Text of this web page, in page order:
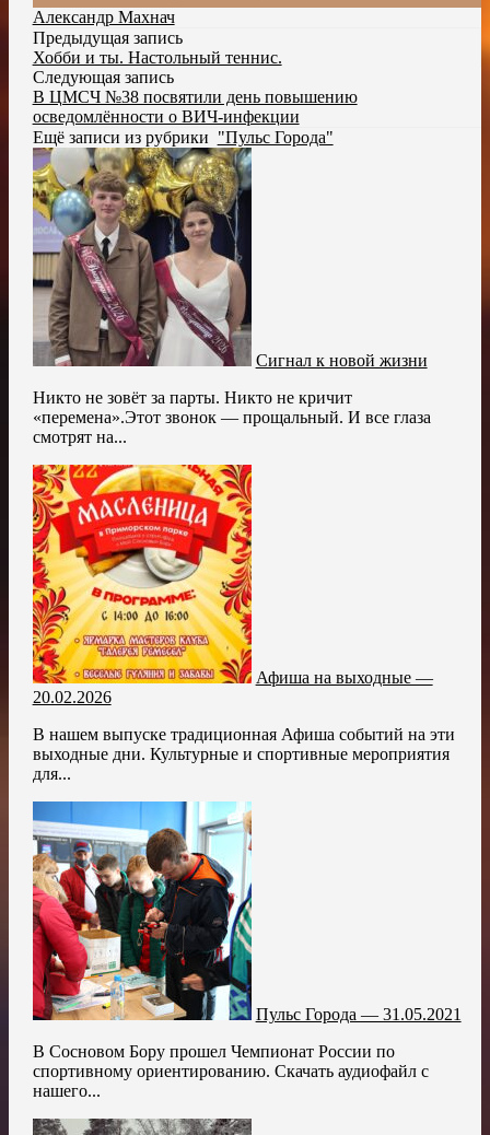
Александр Махнач
Предыдущая запись
Хобби и ты. Настольный теннис.
Следующая запись
В ЦМСЧ №38 посвятили день повышению
осведомлённости о ВИЧ-инфекции
Ещё записи из рубрики "Пульс Города"
Сигнал к новой жизни
Никто не зовёт за парты. Никто не кричит
«перемена».Этот звонок — прощальный. И все глаза
смотрят на...
Афиша на выходные —
20.02.2026
В нашем выпуске традиционная Афиша событий на эти
выходные дни. Культурные и спортивные мероприятия
для...
Пульс Города — 31.05.2021
В Сосновом Бору прошел Чемпионат России по
спортивному ориентированию. Скачать аудиофайл с
нашего...